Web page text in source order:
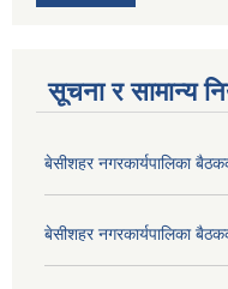
सूचना र सामान्य
बे‍‍सीशहर नगरकार्यपालिका
बे‍‍सीशहर नगरकार्यपालिका